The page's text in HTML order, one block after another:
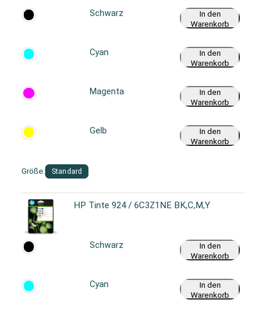
Größe: Standard
Cyan
In den
Warenkorb
Gelb
In den
Warenkorb
Schwarz
In den
Warenkorb
Magenta
In den
Warenkorb
HP Tinte 924 / 6C3Z1NE BK,C,M,Y
Schwarz
In den
Warenkorb
Cyan
In den
Warenkorb